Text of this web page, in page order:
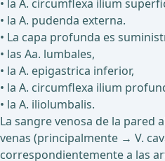
• la A. circumflexa ilium
• la A. pudenda externa.
• La capa profunda es
• las Aa. lumbales,
• la A. epigastrica inferior,
• la A. circumflexa ilium
• la A. iliolumbalis.
La sangre venosa de la pared
venas (principalmente → V.
correspondientemente a las